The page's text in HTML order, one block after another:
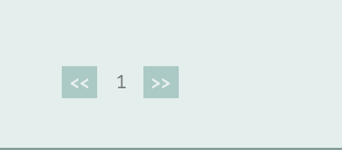
<< 1 >>